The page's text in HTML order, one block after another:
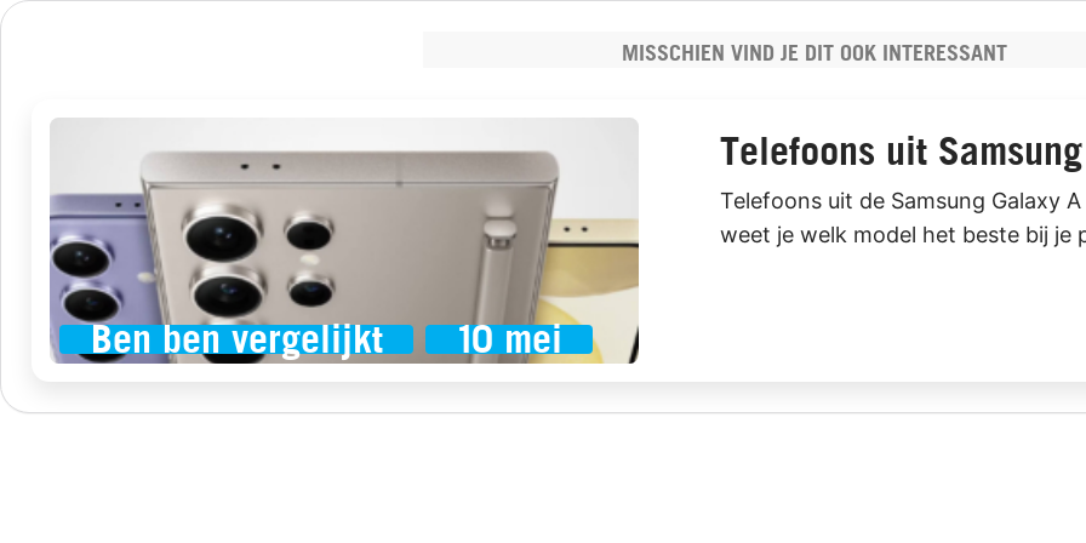
MISSCHIEN VIND JE DIT OOK INTERESSANT
Ben ben vergelijkt 10 mei
Telefoons uit
Telefoons uit de Samsung Galaxy
weet je welk model het beste bij je